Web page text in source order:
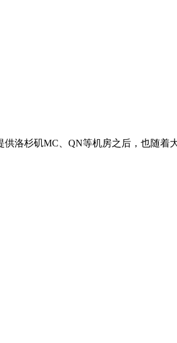
洛杉矶MC、QN等机房之后，也随着